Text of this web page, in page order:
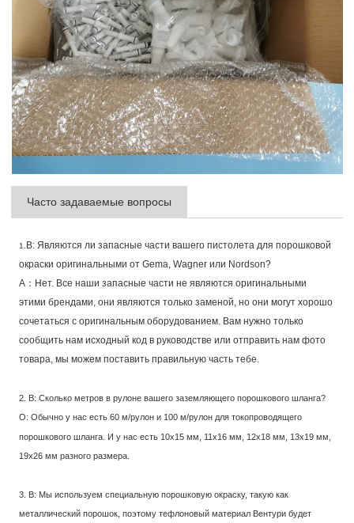
Часто задаваемые вопросы
1. В: Являются ли запасные части вашего пистолета для порошковой
окраски оригинальными от Gema, Wagner или Nordson?
А：Нет. Все наши запасные части не являются оригинальными
этими брендами, они являются только заменой, но они могут хорошо
сочетаться с оригинальным оборудованием. Вам нужно только
сообщить нам исходный код в руководстве или отправить нам фото
товара, мы можем поставить правильную часть тебе.
2. В: Сколько метров в рулоне вашего заземляющего порошкового шланга?
О: Обычно у нас есть 60 м/рулон и 100 м/рулон для токопроводящего
порошкового шланга. И у нас есть 10x15 мм, 11x16 мм, 12x18 мм, 13x19 мм,
19x26 мм разного размера.
3. В: Мы используем специальную порошковую окраску, такую как
металлический порошок, поэтому тефлоновый материал Вентури будет